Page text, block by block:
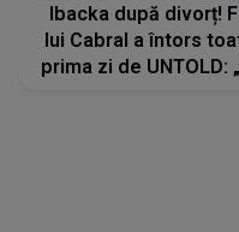
Ibacka după divorț!
lui Cabral a întors
prima zi de UNTOLD: